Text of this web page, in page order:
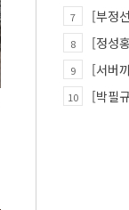
7
8
9
10